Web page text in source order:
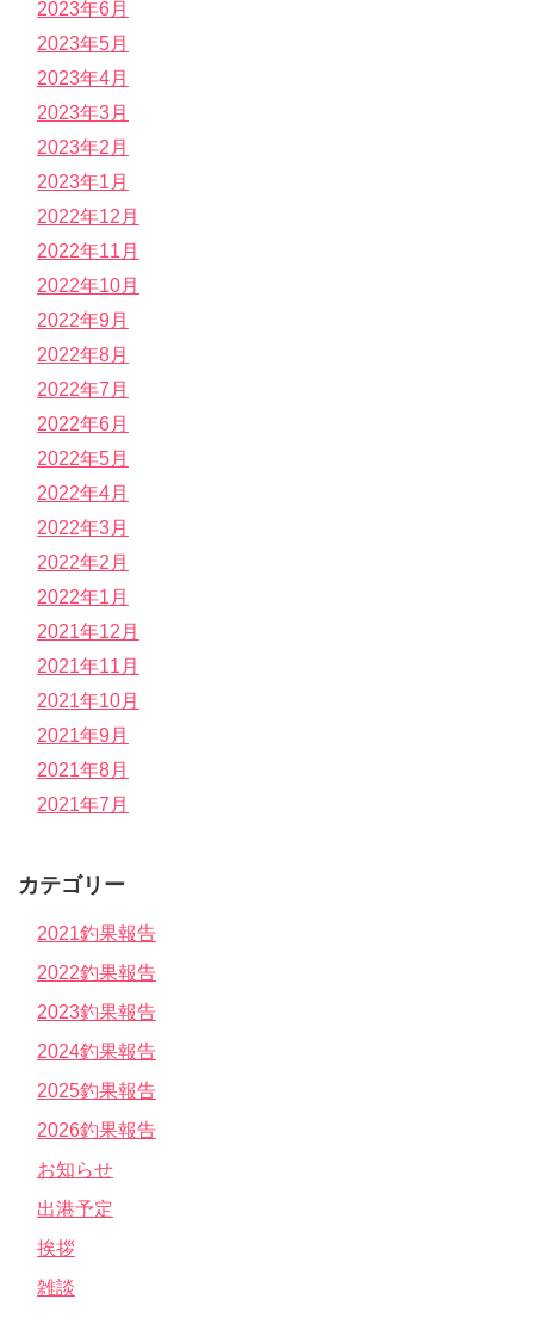
2023年6月
2023年5月
2023年4月
2023年3月
2023年2月
2023年1月
2022年12月
2022年11月
2022年10月
2022年9月
2022年8月
2022年7月
2022年6月
2022年5月
2022年4月
2022年3月
2022年2月
2022年1月
2021年12月
2021年11月
2021年10月
2021年9月
2021年8月
2021年7月
カテゴリー
2021釣果報告
2022釣果報告
2023釣果報告
2024釣果報告
2025釣果報告
2026釣果報告
お知らせ
出港予定
挨拶
雑談